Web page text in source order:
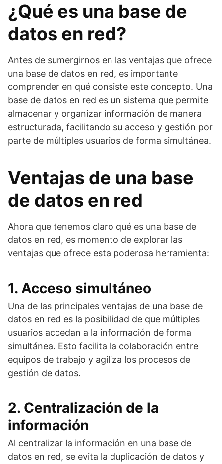
¿Qué es una base de
datos en red?
Antes de sumergirnos en las ventajas que ofrece
una base de datos en red, es importante
comprender en qué consiste este concepto. Una
base de datos en red es un sistema que permite
almacenar y organizar información de manera
estructurada, facilitando su acceso y gestión por
parte de múltiples usuarios de forma simultánea.
Ventajas de una base
de datos en red
Ahora que tenemos claro qué es una base de
datos en red, es momento de explorar las
ventajas que ofrece esta poderosa herramienta:
1. Acceso simultáneo
Una de las principales ventajas de una base de
datos en red es la posibilidad de que múltiples
usuarios accedan a la información de forma
simultánea. Esto facilita la colaboración entre
equipos de trabajo y agiliza los procesos de
gestión de datos.
2. Centralización de la
información
Al centralizar la información en una base de
datos en red, se evita la duplicación de datos y